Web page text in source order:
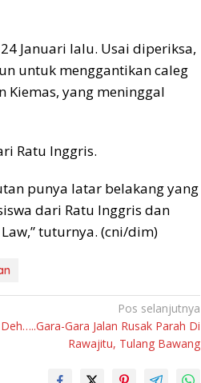
Januari lalu. Usai diperiksa,
untuk menggantikan caleg
Kiemas, yang meninggal
Ratu Inggris.
punya latar belakang yang
dari Ratu Inggris dan
tuturnya. (cni/dim)
Pos selanjutnya
Gara Jalan Rusak Parah Di
Rawajitu, Tulang Bawang